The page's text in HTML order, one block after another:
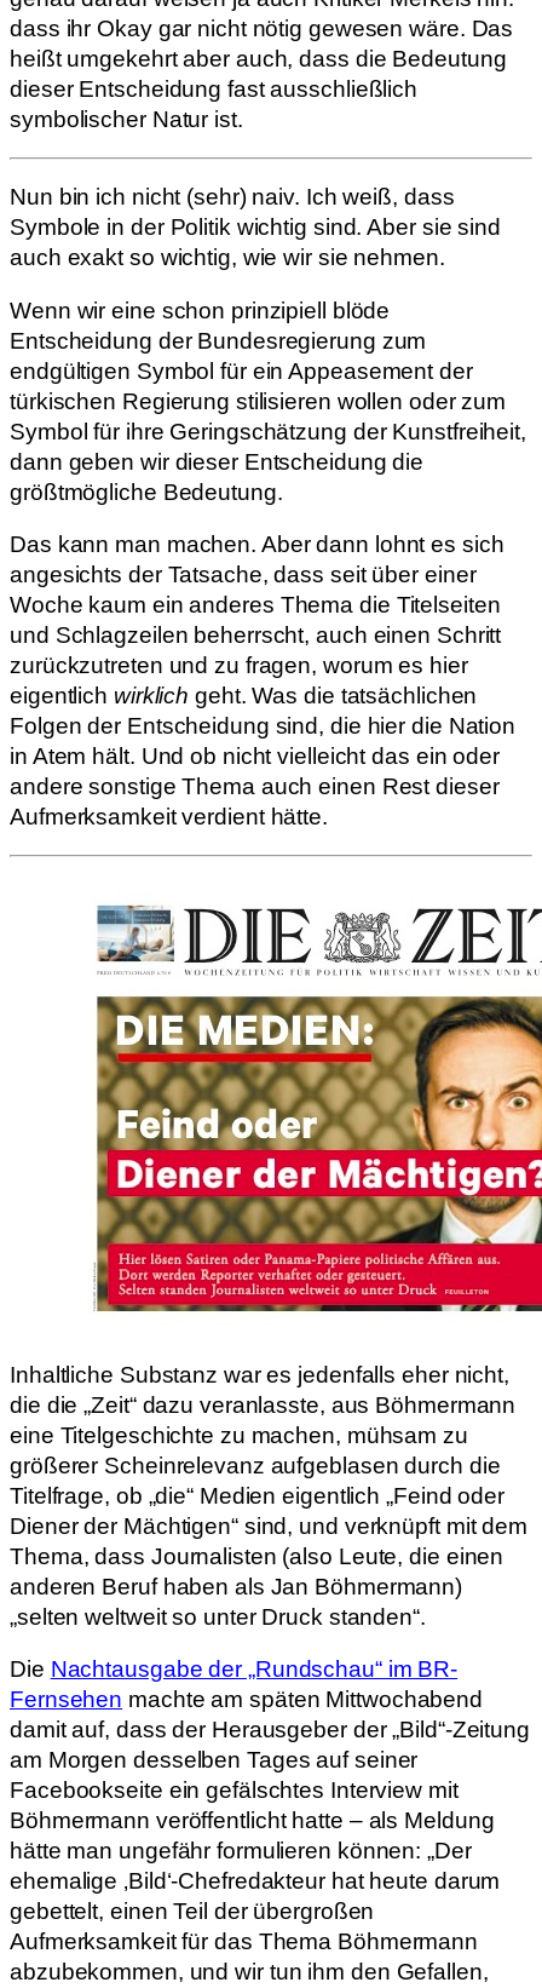
dass ihr Okay gar nicht nötig gewesen wäre. Das
heißt umgekehrt aber auch, dass die Bedeutung
dieser Entscheidung fast ausschließlich
symbolischer Natur ist.
Nun bin ich nicht (sehr) naiv. Ich weiß, dass
Symbole in der Politik wichtig sind. Aber sie sind
auch exakt so wichtig, wie wir sie nehmen.
Wenn wir eine schon prinzipiell blöde
Entscheidung der Bundesregierung zum
endgültigen Symbol für ein Appeasement der
türkischen Regierung stilisieren wollen oder zum
Symbol für ihre Geringschätzung der Kunstfreiheit,
dann geben wir dieser Entscheidung die
größtmögliche Bedeutung.
Das kann man machen. Aber dann lohnt es sich
angesichts der Tatsache, dass seit über einer
Woche kaum ein anderes Thema die Titelseiten
und Schlagzeilen beherrscht, auch einen Schritt
zurückzutreten und zu fragen, worum es hier
eigentlich wirklich geht. Was die tatsächlichen
Folgen der Entscheidung sind, die hier die Nation
in Atem hält. Und ob nicht vielleicht das ein oder
andere sonstige Thema auch einen Rest dieser
Aufmerksamkeit verdient hätte.
Inhaltliche Substanz war es jedenfalls eher nicht,
die die „Zeit“ dazu veranlasste, aus Böhmermann
eine Titelgeschichte zu machen, mühsam zu
größerer Scheinrelevanz aufgeblasen durch die
Titelfrage, ob „die“ Medien eigentlich „Feind oder
Diener der Mächtigen“ sind, und verknüpft mit dem
Thema, dass Journalisten (also Leute, die einen
anderen Beruf haben als Jan Böhmermann)
„selten weltweit so unter Druck standen“.
Die Nachtausgabe der „Rundschau“ im BR-
Fernsehen machte am späten Mittwochabend
damit auf, dass der Herausgeber der „Bild“-Zeitung
am Morgen desselben Tages auf seiner
Facebookseite ein gefälschtes Interview mit
Böhmermann veröffentlicht hatte – als Meldung
hätte man ungefähr formulieren können: „Der
ehemalige ‚Bild‘-Chefredakteur hat heute darum
gebettelt, einen Teil der übergroßen
Aufmerksamkeit für das Thema Böhmermann
abzubekommen, und wir tun ihm den Gefallen,